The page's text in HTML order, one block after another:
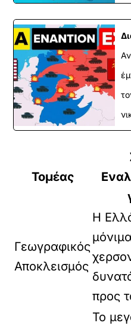
Τομέας
Γεωγραφικός
Αποκλεισμός
Η
προς
Το